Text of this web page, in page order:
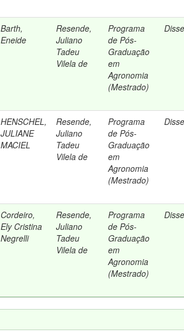
Barth,
Eneide
Resende,
Juliano
Tadeu
Vilela de
Programa
de Pós-
Graduação
em
Agronomia
(Mestrado)
HENSCHEL,
JULIANE
MACIEL
Resende,
Juliano
Tadeu
Vilela de
Programa
de Pós-
Graduação
em
Agronomia
(Mestrado)
Cordeiro,
Ely Cristina
Negrelli
Resende,
Juliano
Tadeu
Vilela de
Programa
de Pós-
Graduação
em
Agronomia
(Mestrado)